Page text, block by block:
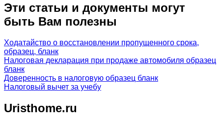
Эти статьи и документы могут
быть Вам полезны
Ходатайство о восстановлении пропущенного срока,
образец, бланк
Налоговая декларация при продаже автомобиля образец
бланк
Доверенность в налоговую образец бланк
Налоговый вычет за учебу
Uristhome.ru